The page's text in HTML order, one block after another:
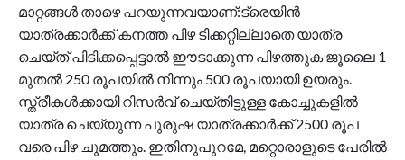
മാറ്റങ്ങൾ താഴെ പറയുന്നവയാണ്:ട്രെയിൻ
യാത്രക്കാർക്ക് കനത്ത പിഴ ടിക്കറ്റില്ലാതെ യാത്ര
ചെയ്ത് പിടിക്കപ്പെട്ടാൽ ഈടാക്കുന്ന പിഴത്തുക ജൂലൈ 1
മുതൽ 250 രൂപയിൽ നിന്നും 500 രൂപയായി ഉയരും.
സ്ത്രീകൾക്കായി റിസർവ് ചെയ്തിട്ടുള്ള കോച്ചുകളിൽ
യാത്ര ചെയ്യുന്ന പുരുഷ യാത്രക്കാർക്ക് 2500 രൂപ
വരെ പിഴ ചുമത്തും. ഇതിനുപുറമേ, മറ്റൊരാളുടെ പേരിൽ